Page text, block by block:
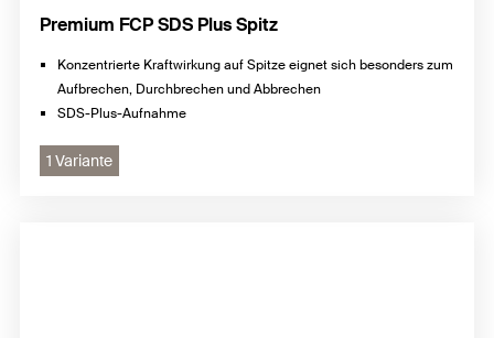
Premium FCP SDS Plus Spitz
Konzentrierte Kraftwirkung auf Spitze eignet sich besonders zum
Aufbrechen, Durchbrechen und Abbrechen
SDS-Plus-Aufnahme
1 Variante